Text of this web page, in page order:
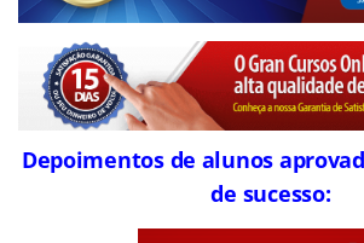
Depoimentos de alunos
de sucesso: